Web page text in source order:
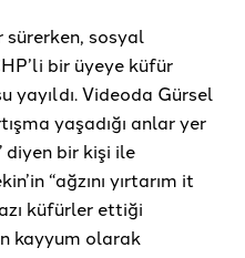
sürerken, sosyal
bir üyeye küfür
yayıldı. Videoda Gürsel
yaşadığı anlar yer
diyen bir kişi ile
“ağzını yırtarım it
küfürler ettiği
kayyum olarak